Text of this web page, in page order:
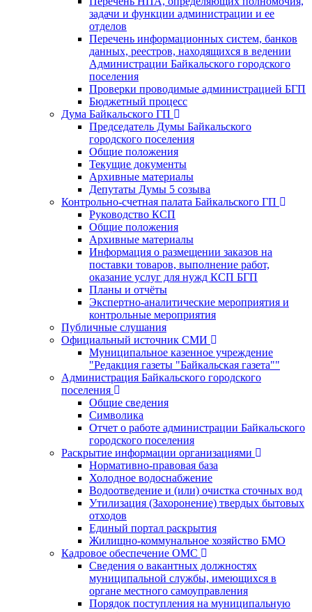
задачи и функции администрации и ее
отделов
Перечень информационных систем, банков
данных, реестров, находящихся в ведении
Администрации Байкальского городского
поселения
Проверки проводимые администрацией БГП
Бюджетный процесс
Дума Байкальского ГП
Председатель Думы Байкальского
городского поселения
Общие положения
Текущие документы
Архивные материалы
Депутаты Думы 5 созыва
Контрольно-счетная палата Байкальского ГП
Руководство КСП
Общие положения
Архивные материалы
Информация о размещении заказов на
поставки товаров, выполнение работ,
оказание услуг для нужд КСП БГП
Планы и отчёты
Экспертно-аналитические мероприятия и
контрольные мероприятия
Публичные слушания
Официальный источник СМИ
Муниципальное казенное учреждение
"Редакция газеты "Байкальская газета""
Администрация Байкальского городского
поселения
Общие сведения
Символика
Отчет о работе администрации Байкальского
городского поселения
Раскрытие информации организациями
Нормативно-правовая база
Холодное водоснабжение
Водоотведение и (или) очистка сточных вод
Утилизация (Захоронение) твердых бытовых
отходов
Единый портал раскрытия
Жилищно-коммунальное хозяйство БМО
Кадровое обеспечение ОМС
Сведения о вакантных должностях
муниципальной службы, имеющихся в
органе местного самоуправления
Порядок поступления на муниципальную